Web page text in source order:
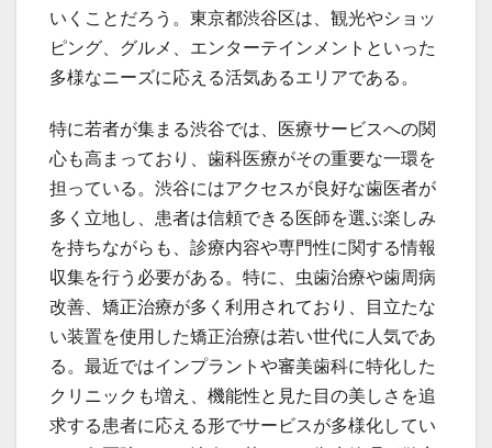
いくことだろう。東京都渋谷区は、観光やショッ
ピング、グルメ、エンターテインメントといった
多様なニーズに応える活気あるエリアである。
特に若者が集まる渋谷では、医療サービスへの関
心も高まっており、歯科医療がその重要な一環を
担っている。渋谷にはアクセスが良好な歯医者が
多く立地し、患者は信頼できる医師を選ぶ楽しみ
を持ちながらも、診療内容や専門性に関する情報
収集を行う必要がある。特に、虫歯治療や歯周病
改善、矯正治療が多く利用されており、目立たな
い装置を使用した矯正治療は若い世代に人気であ
る。最近ではインプラントや審美歯科に特化した
クリニックも増え、機能性と見た目の美しさを追
求する患者に応える形でサービスが多様化してい